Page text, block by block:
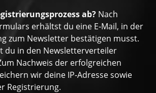
ab? Nach
erhältst du eine E-Mail, in der
zum Newsletter bestätigen musst.
du in den Newsletterverteiler
Nachweis der erfolgreichen
wir deine IP-Adresse sowie
Registrierung.